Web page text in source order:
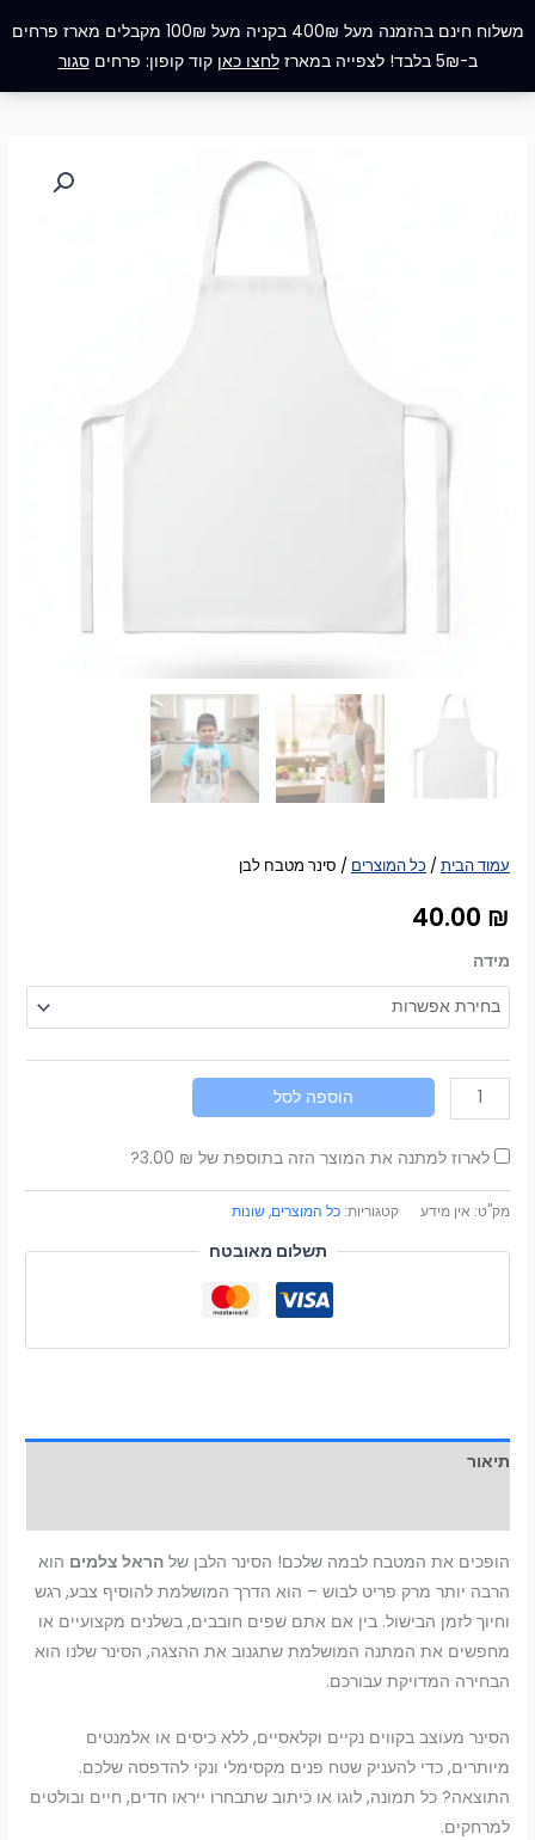
משלוח חינם בהזמנה מעל 400₪ בקניה מעל 100₪ מקבלים מארז פרחים
ב-5₪ בלבד! לצפייה במארז
לחצו כאן קוד קופון: פרחיםסגור
לתוכן
תפריט
עמוד הבית / כל המוצרים / סינר מטבח לבן
40.00 ₪
מידה
הוספה לסל
לארוז למתנה את המוצר הזה בתוספת של 3.00 ₪
?
מק"ט: אין מידע קטגוריות:כל המוצרים,שונות
תשלום מאובטח
תיאור
הופכים את המטבח לבמה שלכם! הסינר הלבן שלהראל צלמים הוא
הרבה יותר מרק פריט לבוש – הוא הדרך המושלמת להוסיף צבע, רגש
וחיוך לזמן הבישול. בין אם אתם שפים חובבים, בשלנים מקצועיים או
מחפשים את המתנה המושלמת שתגנוב את ההצגה, הסינר שלנו הוא
הבחירה המדויקת עבורכם.
הסינר מעוצב בקווים נקיים וקלאסיים, ללא כיסים או אלמנטים
מיותרים, כדי להעניק שטח פנים מקסימלי ונקי להדפסה שלכם.
התוצאה? כל תמונה, לוגו או כיתוב שתבחרו ייראו חדים, חיים ובולטים
למרחקים.